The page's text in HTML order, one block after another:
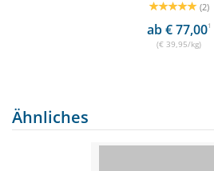
(2)
ab € 77,001
(€ 39,95/kg)
Ähnliches